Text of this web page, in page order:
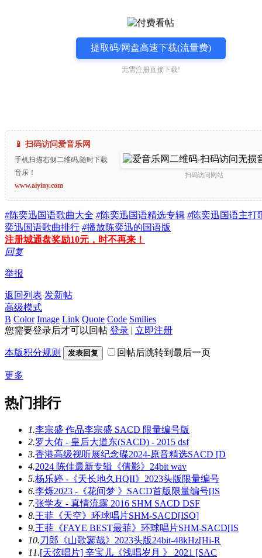
提取码/网盘高速下载(流量费)
无需注册直接下载!
📱 扫码访问爱音乐网
手机扫描右侧二维码,随时下载
音乐！
www.aiyiny.com
扫码访问网站
#陈奕迅国语歌曲大全 #陈奕迅国语精选专辑 #陈奕迅国语主打
奕迅国语歌曲排行 #播放陈奕迅的国语版
注册城通盘奖励10元，时不再来！
回复
举报
返回列表 发新帖
高级模式
B Color Image Link Quote Code Smilies
您需要登录后才可以回帖 登录 | 立即注册
本版积分规则 发表回复 回帖后跳转到最后一页
更多
热门排行
1.李宗盛 作品李宗盛 SACD 限量编号版
2.罗大佑 - 皇后大道东(SACD) - 2015 dsf
3.香港高级视听展纪念碟2024-原音精选SACD [D
4.2024 陈佳最新专辑《倩影》24bit wav
5.杨乐婷 -《天长地久HQII》2023头版限量编号
6.李烁2023 -《花间梦 》SACD首版限量编号[IS
7.张学友 - 真情流露 2016 SHM SACD DSF
8.王菲《天空》环球唱片SHM-SACD[ISO]
9.王菲《FAYE BEST最菲》环球唱片SHM-SACD[IS
10.刀郎《山歌寥哉》2023头版24bit-48kHz[Hi-R
11.[天弦唱片] 辛宝儿《浅唱岁月 》 2021 [SAC